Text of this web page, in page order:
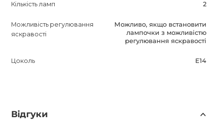
Кількість ламп 2
Можливість регулювання
яскравості
Можливо, якщо встановити
лампочки з можливістю
регулювання яскравості
Цоколь E14
Відгуки